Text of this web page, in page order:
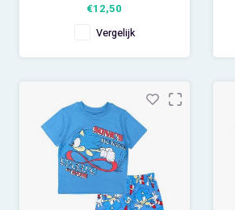
viscose.
€12,50
Vergelijk